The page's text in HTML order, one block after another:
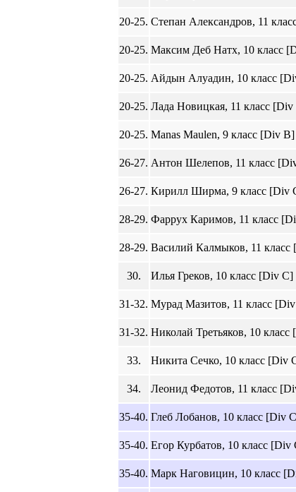
20-25. Степан Александров, 11
20-25. Максим Деб Натх, 10 класс
20-25. Айдын Алуадин, 10 класс
20-25. Лада Новицкая, 11 класс
20-25. Manas Maulen, 9 класс [Div B]
26-27. Антон Шелепов, 11 класс
26-27. Кирилл Ширма, 9 класс [Div
28-29. Фаррух Каримов, 11 класс
28-29. Василий Калмыков, 11 класс
30. Илья Греков, 10 класс [Div C]
31-32. Мурад Мазитов, 11 класс
31-32. Николай Третьяков, 10
33. Никита Сечко, 10 класс [Div
34. Леонид Федотов, 11 класс
35-40. Глеб Лобанов, 10 класс [Div
35-40. Егор Курбатов, 10 класс [Div
35-40. Марк Наговицин, 10 класс